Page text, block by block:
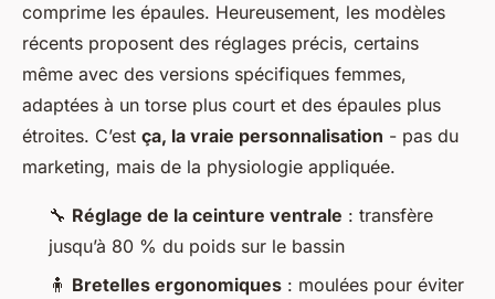
comprime les épaules. Heureusement, les modèles
récents proposent des réglages précis, certains
même avec des versions spécifiques femmes,
adaptées à un torse plus court et des épaules plus
étroites. C’est ça, la vraie personnalisation - pas du
marketing, mais de la physiologie appliquée.
🔧 Réglage de la ceinture ventrale : transfère
jusqu’à 80 % du poids sur le bassin
🧍 Bretelles ergonomiques : moulées pour éviter